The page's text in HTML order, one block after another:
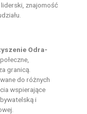
liderski, znajomość
Odra-
granicą.
do różnych
wspierające
i